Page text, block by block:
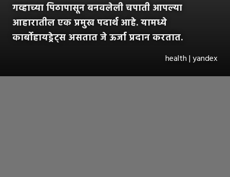
गव्हाच्या पिठापासून बनवलेली चपाती आपल्या
आहारातील एक प्रमुख पदार्थ आहे. यामध्ये
कार्बोहायड्रेट्स असतात जे ऊर्जा प्रदान करतात.
health | yandex